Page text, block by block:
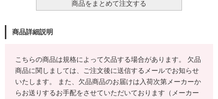
商品詳細説明
こちらの商品は規格によって欠品する場合があります。 欠品
商品に関しましては、ご注文後に送信するメールでお知らせ
いたします。 また、欠品商品のお届けは入荷次第メーカーか
らお送りするお手配をさせていただいております（メーカー